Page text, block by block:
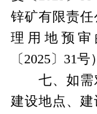
锌矿有限责
理用地预
〔 2025〕 31号
七、如需
建设地点、